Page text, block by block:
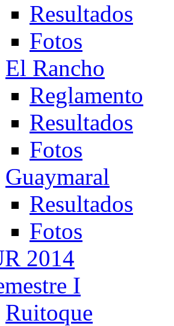
Resultados
Fotos
El Rancho
Reglamento
Resultados
Fotos
Guaymaral
Resultados
Fotos
2014
I
Ruitoque